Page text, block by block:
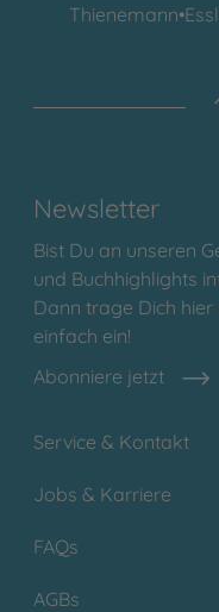
Thienemann•
Newsletter
Bist Du an unseren
und Buchhighlights
Dann trage Dich hier
einfach ein!
Abonniere jetzt
Service & Kontakt
Jobs & Karriere
FAQs
AGBs